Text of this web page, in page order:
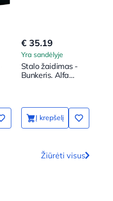
€ 35.19
Yra sandėlyje
Stalo žaidimas -
Bunkeris. Alfa
Į krepšelį
Žiūrėti visus